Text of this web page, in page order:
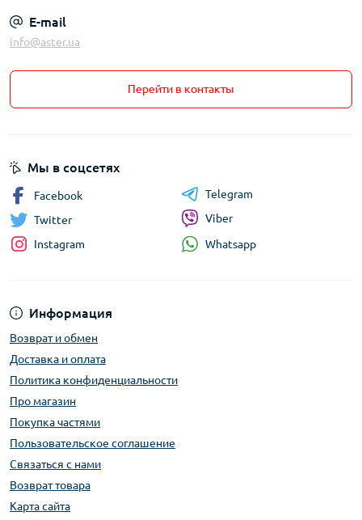
E-mail
info@aster.ua
Перейти в контакты
Информация
Возврат и обмен
Доставка и оплата
Политика конфиденциальности
Про магазин
Покупка частями
Пользовательское соглашение
Связаться с нами
Возврат товара
Карта сайта
Мы в соцсетях
Facebook
Twitter
Instagram
Telegram
Viber
Whatsapp